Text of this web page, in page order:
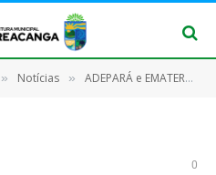
» Notícias » ADEPARÁ e EMATER discutem parcerias com o governo municipal para alavancar a vacinação dos rebanhos bovinos
0